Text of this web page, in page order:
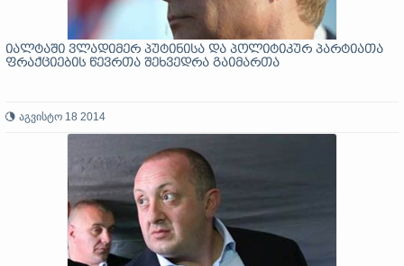
იალტაში ვლადიმერ პუტინისა და პოლიტიკურ პარტიათა
ფრაქციების წევრთა შეხვედრა გაიმართა
აგვისტო 18 2014